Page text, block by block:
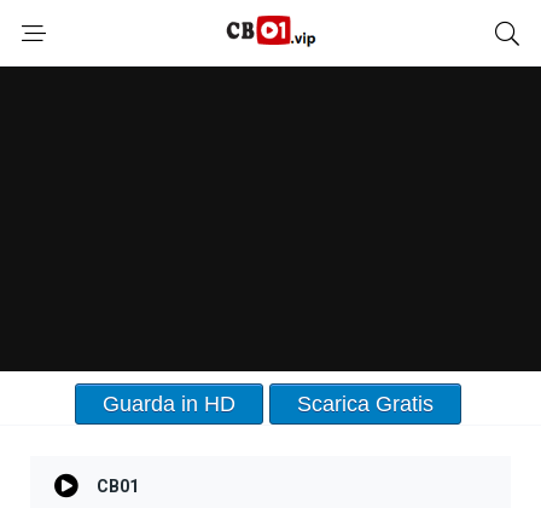
Guarda in HD Scarica Gratis
CB01